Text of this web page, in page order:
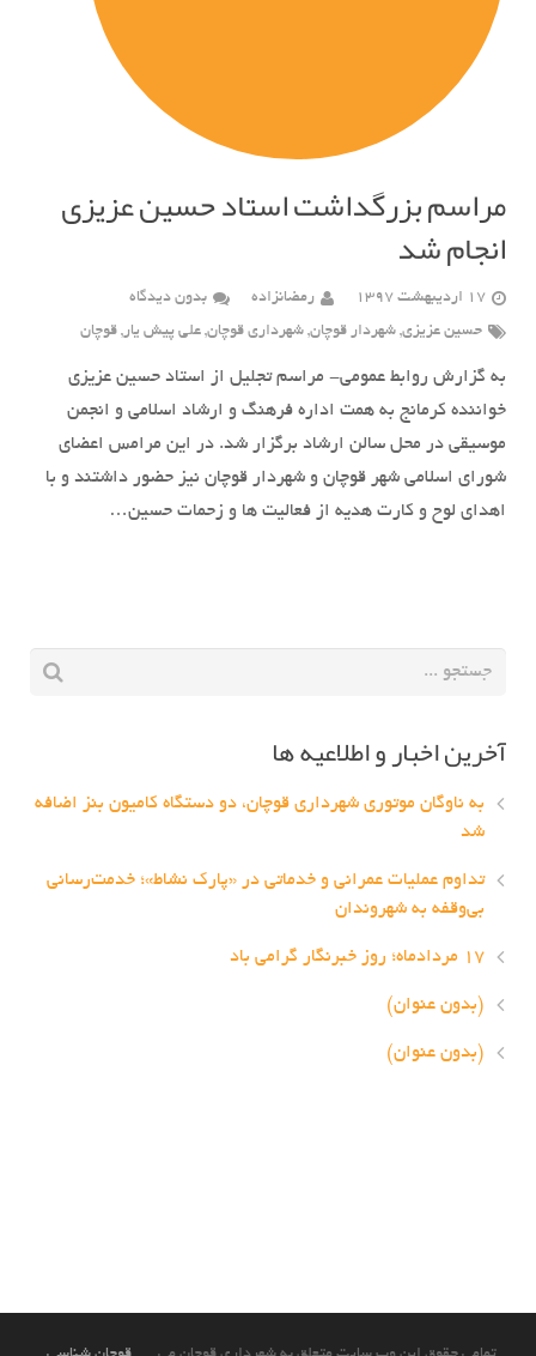
مراسم بزرگداشت استاد حسین عزیزی
انجام شد
17 اردیبهشت 1397 رمضانزاده
بدون دیدگاه
حسین عزیزی, شهردار قوچان, شهرداری قوچان, علی پیش یار, قوچان
به گزارش روابط عمومی- مراسم تجلیل از استاد حسین عزیزی
خواننده کرمانج به همت اداره فرهنگ و ارشاد اسلامی و انجمن
موسیقی در محل سالن ارشاد برگزار شد. در این مرامس اعضای
شورای اسلامی شهر قوچان و شهردار قوچان نیز حضور داشتند و با
اهدای لوح و کارت هدیه از فعالیت ها و زحمات حسین…
آخرین اخبار و اطلاعیه ها
به ناوگان موتوری شهرداری قوچان، دو دستگاه کامیون بنز اضافه
شد
تداوم عملیات عمرانی و خدماتی در «پارک نشاط»؛ خدمت‌رسانی
بی‌وقفه به شهروندان
۱۷ مردادماه؛ روز خبرنگار گرامی باد
(بدون عنوان)
(بدون عنوان)